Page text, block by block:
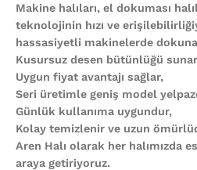
Makine halıları, el dokuması
teknolojinin hızı ve
hassasiyetli makinelerde
Kusursuz desen bütünlüğü
Uygun fiyat avantajı sağlar,
Seri üretimle geniş model
Günlük kullanıma uygundur,
Kolay temizlenir ve uzun
Aren Halı olarak her halımızda
araya getiriyoruz.